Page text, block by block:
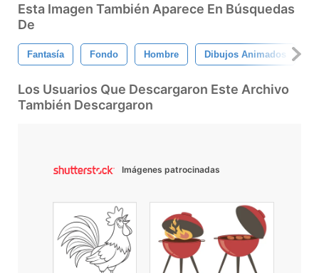
Esta Imagen También Aparece En Búsquedas
De
Fantasía Fondo Hombre Dibujos Animados
Los Usuarios Que Descargaron Este Archivo
También Descargaron
Imágenes patrocinadas